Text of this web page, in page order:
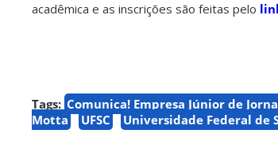
acadêmica e as inscrições são feitas pelo
Tags: Comunica! Empresa Júnior de
Motta
UFSC Universidade Federal de